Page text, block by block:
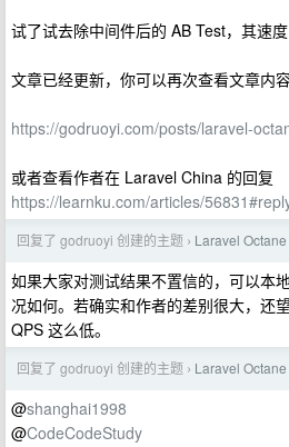
试了试去除中间件后的 AB Test，其速
文章已经更新，你可以再次查看文章内容
https://godruoyi.com/posts/laravel-
或者查看作者在 Laravel China 的回复
https://learnku.com/articles/
回复了 godruoyi 创建的主题 › Laravel
如果大家对测试结果不置信的，可以本
况如何。若确实和作者的差别很大，还
QPS 这么低。
回复了 godruoyi 创建的主题 › Laravel
@shanghai1998
@CodeCodeStudy